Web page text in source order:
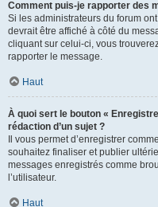
Comment puis-je rapporter des
Si les administrateurs du forum
devrait être affiché à côté du
cliquant sur celui-ci, vous
rapporter le message.
Haut
À quoi sert le bouton «
rédaction d’un sujet ?
Il vous permet d’enregistrer
souhaitez finaliser et publier
messages enregistrés comme
l’utilisateur.
Haut